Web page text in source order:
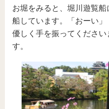
お堀をみると、堀川遊覧
船しています。「おーい」
優しく手を振ってくださ
す。